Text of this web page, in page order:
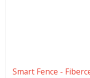
Smart Fence -